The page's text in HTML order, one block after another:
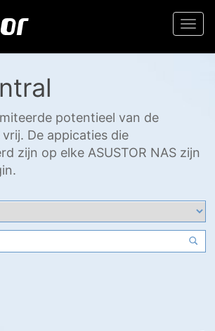
potentieel van de
vrij. De appicaties die
zijn op elke ASUSTOR NAS zijn